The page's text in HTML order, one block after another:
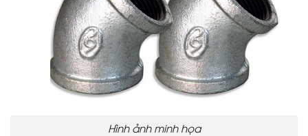
Hình ảnh minh họa